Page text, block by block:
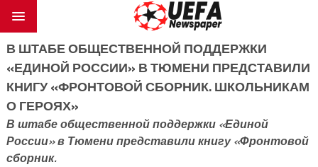
В ШТАБЕ ОБЩЕСТВЕННОЙ ПОДДЕРЖКИ
«ЕДИНОЙ РОССИИ» В ТЮМЕНИ ПРЕДСТАВИЛИ
КНИГУ «ФРОНТОВОЙ СБОРНИК. ШКОЛЬНИКАМ
О ГЕРОЯХ»
В штабе общественной поддержки «Единой
России» в Тюмени представили книгу «Фронтовой
сборник.